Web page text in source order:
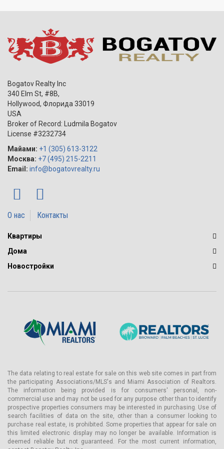
зал для встреч с библиотекой
арт-студия
детский игровой зал
автомойка
салон для домашних животных
номера для гостей доступные для приобретения
Bogatov Realty Inc
340 Elm St, #8B,
Hollywood, Флорида 33019
USA
Broker of Record: Ludmila Bogatov
License #3232734
Майами: +1 (305) 613-3122
Москва: +7 (495) 215-2211
Email: info@bogatovrealty.ru
О нас Контакты
Квартиры
Дома
Новостройки
The data relating to real estate for sale on this web site comes in part from
the participating Associations/MLS's and Miami Association of Realtors.
The information being provided is for consumers' personal, non-
commercial use and may not be used for any purpose other than to identify
prospective properties consumers may be interested in purchasing. Use of
search facilities of data on the site, other than a consumer looking to
purchase real estate, is prohibited. Some properties that appear for sale on
this limited electronic display may no longer be available. Information is
deemed reliable but not guaranteed. For the most current information,